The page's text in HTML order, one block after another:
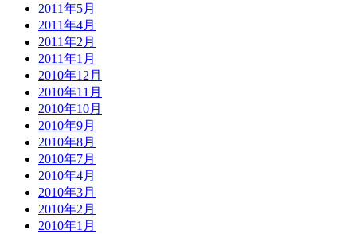
2011年5月
2011年4月
2011年2月
2011年1月
2010年12月
2010年11月
2010年10月
2010年9月
2010年8月
2010年7月
2010年4月
2010年3月
2010年2月
2010年1月